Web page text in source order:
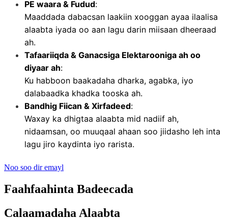
PE waara & Fudud:
Maaddada dabacsan laakiin xooggan ayaa ilaalisa
alaabta iyada oo aan lagu darin miisaan dheeraad
ah.
Tafaariiqda & Ganacsiga Elektarooniga ah oo
diyaar ah:
Ku habboon baakadaha dharka, agabka, iyo
dalabaadka khadka tooska ah.
Bandhig Fiican & Xirfadeed:
Waxay ka dhigtaa alaabta mid nadiif ah,
nidaamsan, oo muuqaal ahaan soo jiidasho leh inta
lagu jiro kaydinta iyo rarista.
Noo soo dir emayl
Faahfaahinta Badeecada
Calaamadaha Alaabta